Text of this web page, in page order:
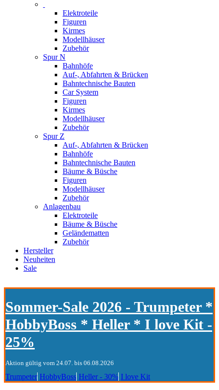
Elektroteile
Figuren
Kirmes
Modellhäuser
Zubehör
Spur N
Bahnhöfe
Auf-, Abfahrten & Brücken
Bahntechnische Bauten
Car System
Figuren
Kirmes
Modellhäuser
Zubehör
Spur Z
Auf-, Abfahrten & Brücken
Bahnhöfe
Bahntechnische Bauten
Bäume & Büsche
Figuren
Modellhäuser
Zubehör
Anlagenbau
Elektroteile
Bäume & Büsche
Geländematten
Zubehör
Hersteller
Neuheiten
Sale
Sommer-Sale 2026 - Trumpeter *
HobbyBoss * Heller * I love Kit -
25%
Aktion gültig vom 24.07. bis 06.08.2026
Trumpeter HobbyBoss Heller - 30% I love Kit